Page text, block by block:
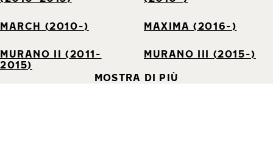
MARCH (2010-) MAXIMA (2016-)
MURANO II (2011-
2015)
MURANO III (2015-)
MOSTRA DI PIÙ